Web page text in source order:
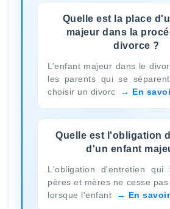
Quelle est la place
majeur dans la
divorce ?
L’enfant majeur dans le
les parents qui se
choisir un divorc
En
Quelle est l'obligation
d'un enfant
L'obligation d'entretien qui
pères et mères ne cesse
lorsque l'enfant
En